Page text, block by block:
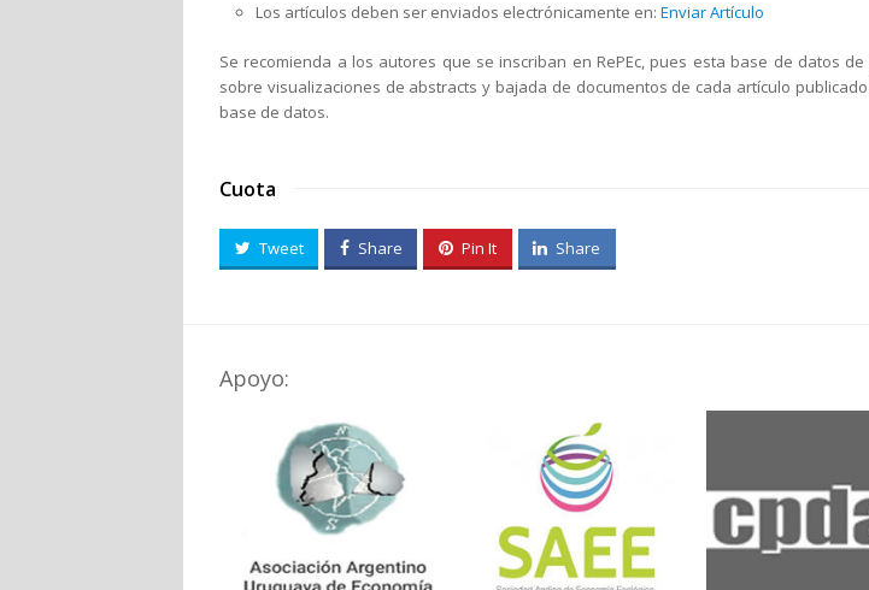
Los artículos deben ser enviados electrónicamente en: Enviar Artículo
Se recomienda a los autores que se inscriban en RePEc, pues esta base de datos
sobre visualizaciones de abstracts y bajada de documentos de cada artículo publicado
base de datos.
Cuota
Tweet Share Pin It Share
Apoyo: